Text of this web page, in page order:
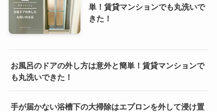
単！賃貸マンションでも丸洗いで
きた！
お風呂のドアの外し方は意外と簡単！賃貸マンションで
も丸洗いできた！
手が届かない浴槽下の大掃除はエプロンを外して浸け置